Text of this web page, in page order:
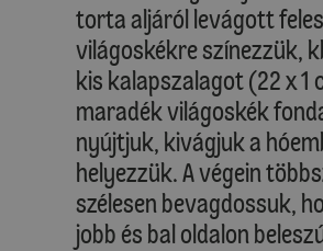
torta aljáról levágott
világoskékre színezzük,
kis kalapszalagot (22 x 1
maradék világoskék
nyújtjuk, kivágjuk a
helyezzük. A végein
szélesen bevagdossuk,
jobb és bal oldalon